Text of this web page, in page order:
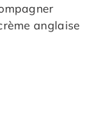
anglaise